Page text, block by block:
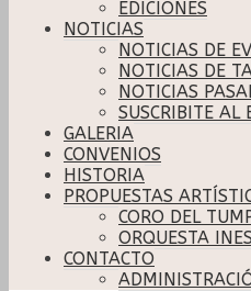
EDICIONES
NOTICIAS
NOTICIAS DE
NOTICIAS DE
NOTICIAS
SUSCRIBITE AL
GALERIA
CONVENIOS
HISTORIA
PROPUESTAS
CORO DEL
ORQUESTA
CONTACTO